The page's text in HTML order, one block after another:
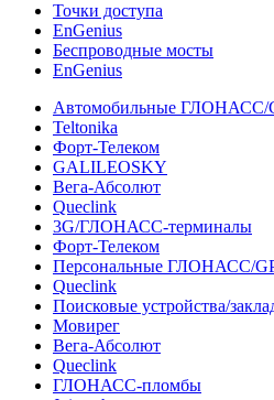
Точки доступа
EnGenius
Беспроводные мосты
EnGenius
Автомобильные ГЛОНАСС/
Teltonika
Форт-Телеком
GALILEOSKY
Вега-Абсолют
Queclink
3G/ГЛОНАСС-терминалы
Форт-Телеком
Персональные ГЛОНАСС/
Queclink
Поисковые устройства/
Мовирег
Вега-Абсолют
Queclink
ГЛОНАСС-пломбы